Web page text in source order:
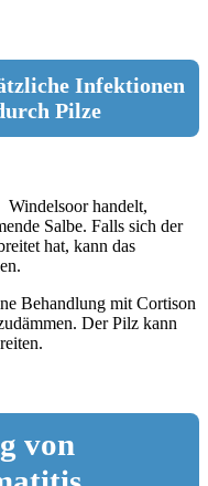
Infektionen
Pilze
Windelsoor handelt,
Salbe. Falls sich der
hat, kann das
Behandlung mit Cortison
Der Pilz kann
von